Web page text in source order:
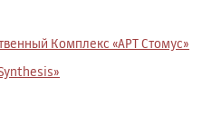
Комплекс «АРТ Стомус»